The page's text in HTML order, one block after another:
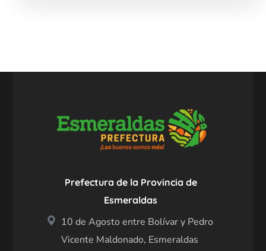
Prefectura de la Provincia de
Esmeraldas
10 de Agosto entre Bolívar y Pedro
Vicente Maldonado, Esmeraldas